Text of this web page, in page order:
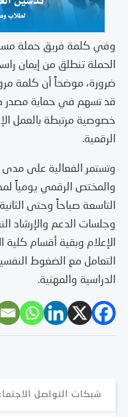
وفي كلمة فريق حملة
الحملة تنطلق من إيمان
ضرورة، موضحاً أن كلمة
قد تسهم في حماية
خصوصية مرتبطة بالعمل
الرقمية.
وتستمر الفعالية على
والمختص الرقمي يومياً
التاسعة صباحاً وحتى
وجلسات الدعم والإرشاد
الإعلام وبقية أقسام
التعامل مع الضغوط
الدراسية والمهنية.
شبكات التواصل